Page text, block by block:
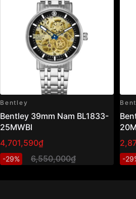
Bentley
Bentley 39mm Nam BL1833-
25MWBI
4,701,590₫
-29% 6,550,000₫ -